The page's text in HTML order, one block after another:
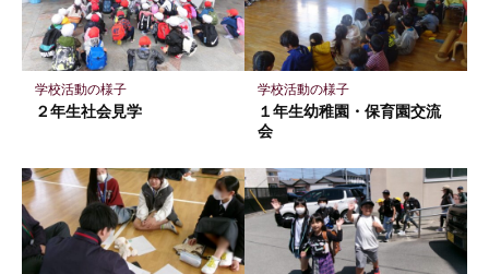
学校活動の様子
２年生社会見学
学校活動の様子
１年生幼稚園・保育園交流
会